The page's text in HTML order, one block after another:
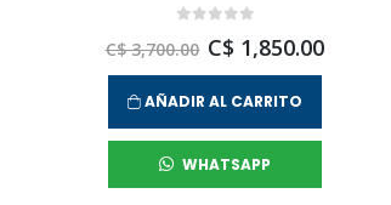
C$ 3,700.00 C$ 1,850.00
AÑADIR AL CARRITO
WHATSAPP